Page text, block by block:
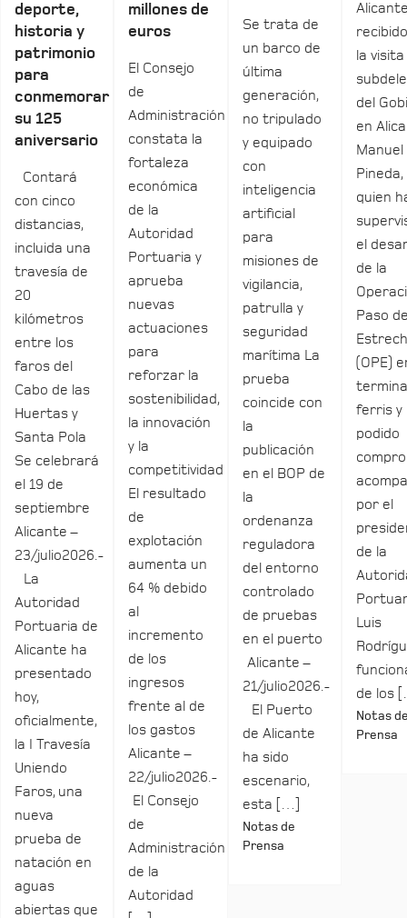
deporte,
historia y
patrimonio
para
conmemorar
su 125
aniversario
Contará
con cinco
distancias,
incluida una
travesía de
20
kilómetros
entre los
faros del
Cabo de las
Huertas y
Santa Pola
Se celebrará
el 19 de
septiembre
Alicante –
23/julio2026.-
La
Autoridad
Portuaria de
Alicante ha
presentado
hoy,
oficialmente,
la I Travesía
Uniendo
Faros, una
nueva
prueba de
natación en
aguas
abiertas que
millones de
euros
El Consejo
de
Administración
constata la
fortaleza
económica
de la
Autoridad
Portuaria y
aprueba
nuevas
actuaciones
para
reforzar la
sostenibilidad,
la innovación
y la
competitividad
El resultado
de
explotación
aumenta un
64 % debido
al
incremento
de los
ingresos
frente al de
los gastos
Alicante –
22/julio2026.-
El Consejo
de
Administración
de la
Autoridad
Se trata de
un barco de
última
generación,
no tripulado
y equipado
con
inteligencia
artificial
para
misiones de
vigilancia,
patrulla y
seguridad
marítima La
prueba
coincide con
la
publicación
en el BOP de
la
ordenanza
reguladora
del entorno
controlado
de pruebas
en el puerto
Alicante –
21/julio2026.-
El Puerto
de Alicante
ha sido
escenario,
esta […]
Notas de
Prensa
la
del
en
Manuel
Pineda,
quien
el
de la
Paso
(OPE)
ferris y
podido
por el
de la
Luis
de los
Notas
Prensa